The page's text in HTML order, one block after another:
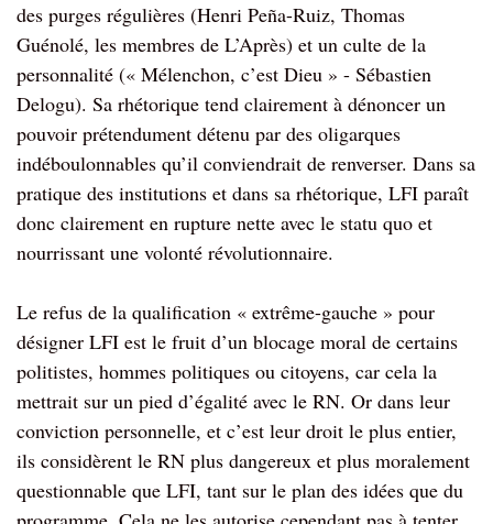
des purges régulières (Henri Peña-Ruiz, Thomas
Guénolé, les membres de L’Après) et un culte de la
personnalité (« Mélenchon, c’est Dieu » - Sébastien
Delogu). Sa rhétorique tend clairement à dénoncer un
pouvoir prétendument détenu par des oligarques
indéboulonnables qu’il conviendrait de renverser. Dans sa
pratique des institutions et dans sa rhétorique, LFI paraît
donc clairement en rupture nette avec le statu quo et
nourrissant une volonté révolutionnaire.
Le refus de la qualification « extrême-gauche » pour
désigner LFI est le fruit d’un blocage moral de certains
politistes, hommes politiques ou citoyens, car cela la
mettrait sur un pied d’égalité avec le RN. Or dans leur
conviction personnelle, et c’est leur droit le plus entier,
ils considèrent le RN plus dangereux et plus moralement
questionnable que LFI, tant sur le plan des idées que du